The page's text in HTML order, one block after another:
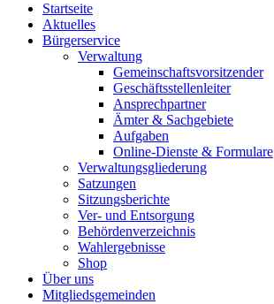
Startseite
Aktuelles
Bürgerservice
Verwaltung
Gemeinschaftsvorsitzender
Geschäftsstellenleiter
Ansprechpartner
Ämter & Sachgebiete
Aufgaben
Online-Dienste & Formulare
Verwaltungsgliederung
Satzungen
Sitzungsberichte
Ver- und Entsorgung
Behördenverzeichnis
Wahlergebnisse
Shop
Über uns
Mitgliedsgemeinden